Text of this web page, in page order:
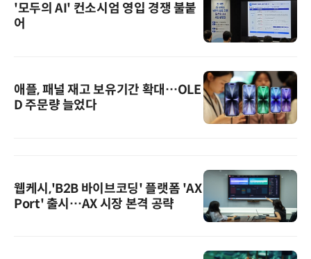
'모두의 AI' 컨소시엄 영입 경쟁 불붙
어
애플, 패널 재고 보유기간 확대…OLE
D 주문량 늘었다
웹케시,'B2B 바이브코딩' 플랫폼 'AX
Port' 출시…AX 시장 본격 공략